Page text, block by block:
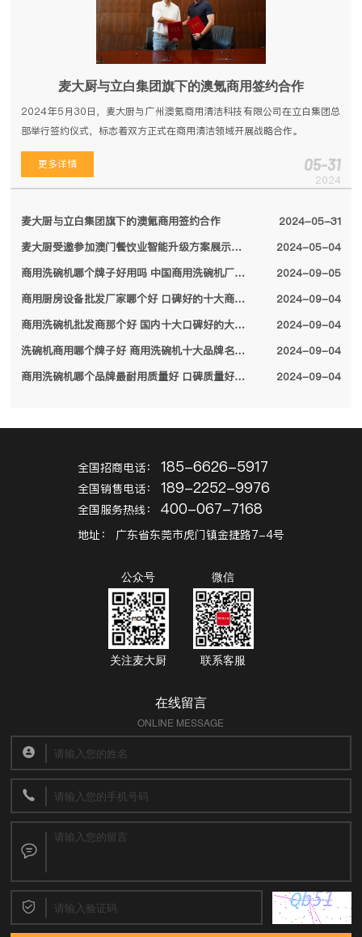
麦大厨与立白集团旗下的澳氪商用签约合作
2024年5月30日，麦大厨与广州澳氪商用清洁科技有限公司在立白集团总
部举行签约仪式，标志着双方正式在商用清洁领域开展战略合作。
更多详情 05-31
2024
麦大厨与立白集团旗下的澳氪商用签约合作
2024-05-31
麦大厨受邀参加澳门餐饮业智能升级方案展示会，备受特区领导关注
2024-05-04
商用洗碗机哪个牌子好用吗 中国商用洗碗机厂家排名前十名单2024
2024-09-05
商用厨房设备批发厂家哪个好 口碑好的十大商用厨房设备厂家名单2024
2024-09-04
商用洗碗机批发商那个好 国内十大口碑好的大型商用洗碗机厂家名单2024
2024-09-04
洗碗机商用哪个牌子好 商用洗碗机十大品牌名单2024
2024-09-04
商用洗碗机哪个品牌最耐用质量好 口碑质量好的十大商用洗碗机品牌2024
2024-09-04
全国招商电话： 185-6626-5917
全国销售电话： 189-2252-9976
全国服务热线： 400-067-7168
地址： 广东省东莞市虎门镇金捷路7-4号
公众号
关注麦大厨
微信
联系客服
在线留言
ONLINE MESSAGE